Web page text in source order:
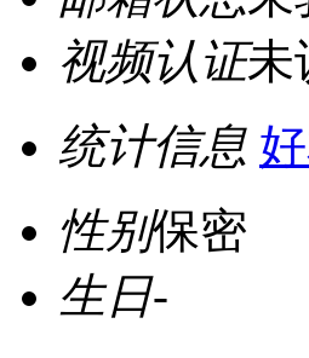
视频认证未
统计信息
性别保密
生日-